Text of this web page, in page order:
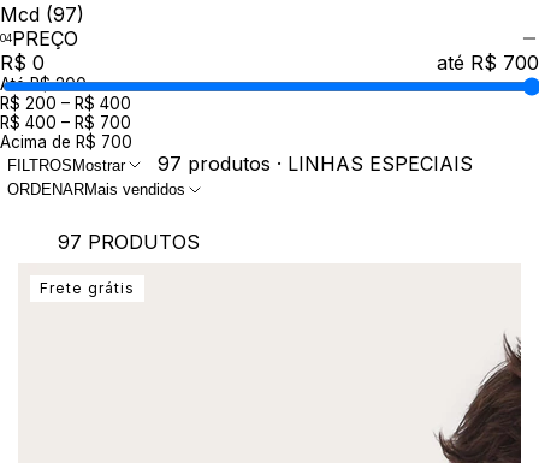
Mcd (97)
PREÇO
R$ 0
até R$ 700
Até R$ 200
R$ 200 – R$ 400
R$ 400 – R$ 700
Acima de R$ 700
FILTROS Mostrar 97 produtos · LINHAS ESPECIAIS
ORDENARMais vendidos
97 PRODUTOS
Frete grátis